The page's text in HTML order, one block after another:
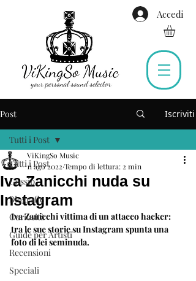
Accedi
Post Iscriviti
Tutti i Post
Gossip
Biografie
Curiosità
Guide per Artisti
Recensioni
Speciali
Tutti i Post
Iva Zanicchi nuda su
Instagram
ViKingSo Music
11 ago 2022 Tempo di lettura: 2 min
Iva Zanicchi vittima di un attacco hacker:
tra le sue storie su Instagram spunta una
foto di lei seminuda.